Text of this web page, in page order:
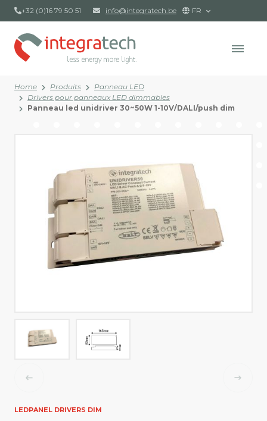
+32 (0)16 79 50 51 info@integratech.be FR
Home Produits
Panneau LED
Drivers pour panneaux LED dimmables
Panneau led unidriver 30~50W 1-10V/DALI/push dim
LEDPANEL DRIVERS DIM